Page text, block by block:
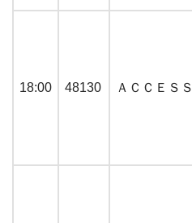
18:00 48130 ＡＣＣＥＳＳ